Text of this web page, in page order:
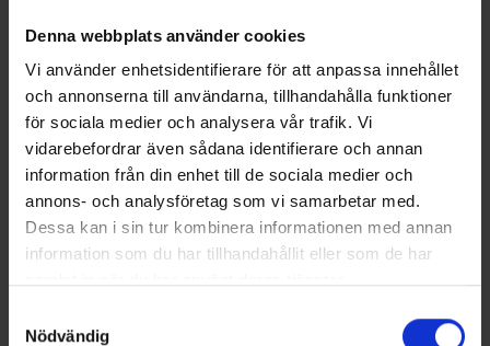
Denna webbplats använder cookies
Vi använder enhetsidentifierare för att anpassa innehållet
och annonserna till användarna, tillhandahålla funktioner
för sociala medier och analysera vår trafik. Vi
vidarebefordrar även sådana identifierare och annan
information från din enhet till de sociala medier och
annons- och analysföretag som vi samarbetar med.
Dessa kan i sin tur kombinera informationen med annan
information som du har tillhandahållit eller som de har
Nödvändig
PULS VINNER SPOLUPPDRAG FÖR MKB VÄRT
22 MILJONER
2022-06-23
PULS OCH RECO LAB I NYTÄNKANDE
SAMARBETE OM ATT TILLVARATA VIKTIGA
NÄRINGSÄMNEN FRÅN URIN UNDER H22
2022-05-25